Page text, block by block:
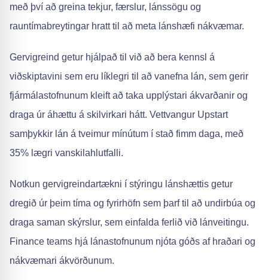
með því að greina tekjur, færslur, lánssögu og
rauntímabreytingar hratt til að meta lánshæfi nákvæmar.
Gervigreind getur hjálpað til við að bera kennsl á
viðskiptavini sem eru líklegri til að vanefna lán, sem gerir
fjármálastofnunum kleift að taka upplýstari ákvarðanir og
draga úr áhættu á skilvirkari hátt. Vettvangur Upstart
samþykkir lán á tveimur mínútum í stað fimm daga, með
35% lægri vanskilahlutfalli.
Notkun gervigreindartækni í stýringu lánshættis getur
dregið úr þeim tíma og fyrirhöfn sem þarf til að undirbúa og
draga saman skýrslur, sem einfalda ferlið við lánveitingu.
Finance teams hjá lánastofnunum njóta góðs af hraðari og
nákvæmari ákvörðunum.